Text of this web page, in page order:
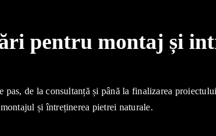
pentru montaj și
pas, de la consultanță și până la finalizarea
și întreținerea pietrei naturale.